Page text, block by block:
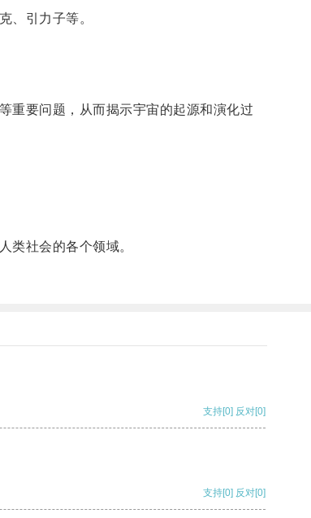
、引力子等。
要问题，从而揭示宇宙的起源和演化过
社会的各个领域。
支持[0] 反对[0]
支持[0] 反对[0]